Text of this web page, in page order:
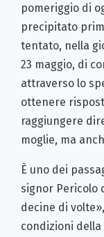
pomeriggio di
precipitato
tentato, nella
23 maggio, di
attraverso lo
ottenere
raggiungere
moglie, ma
È uno dei
signor Pericolo
decine di
condizioni